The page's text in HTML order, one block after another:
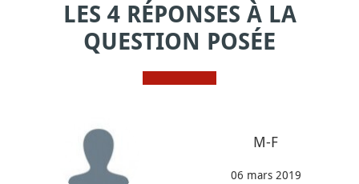
LES 4 RÉPONSES À LA
QUESTION POSÉE
M-F
06 mars 2019